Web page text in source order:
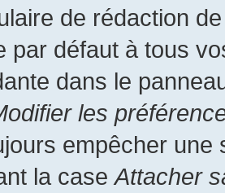
de rédaction
par défaut à tous
dans le
les
empêcher une
la case Attacher